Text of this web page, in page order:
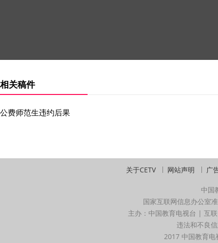
相关稿件
公费师范生违约后果
关于CETV 网站声明 广
中国
国家互联网信息办公室
主办：中国教育电视台 | 互
违法和不良
2017 中国教育